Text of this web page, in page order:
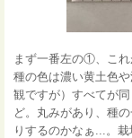
まず一番左の①、こ
種の色は濃い黄土色
観ですが）すべてが
ど。丸みがあり、種
りするのかなぁ...。